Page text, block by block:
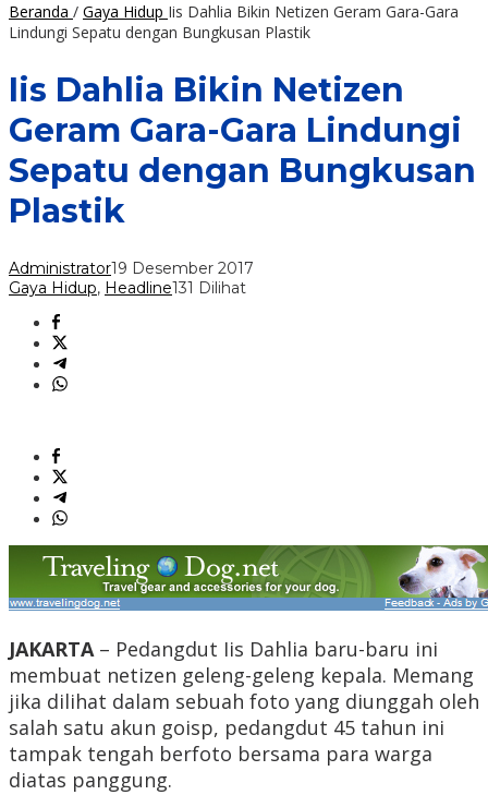
Beranda / Gaya Hidup Iis Dahlia Bikin Netizen Geram Gara-Gara
Lindungi Sepatu dengan Bungkusan Plastik
Iis Dahlia Bikin Netizen
Geram Gara-Gara Lindungi
Sepatu dengan Bungkusan
Plastik
Administrator19 Desember 2017
Gaya Hidup, Headline131 Dilihat
JAKARTA– Pedangdut Iis Dahlia baru-baru ini
membuat netizen geleng-geleng kepala. Memang
jika dilihat dalam sebuah foto yang diunggah oleh
salah satu akun goisp, pedangdut 45 tahun ini
tampak tengah berfoto bersama para warga
diatas panggung.